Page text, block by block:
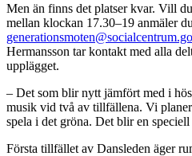
Men än finns det platser kvar. Vill
mellan klockan 17.30–19 anmäler
Hermansson tar kontakt med alla
upplägget.
– Det som blir nytt jämfört med i
musik vid två av tillfällena. Vi
spela i det gröna. Det blir en speciell
Första tillfället av Dansleden äger